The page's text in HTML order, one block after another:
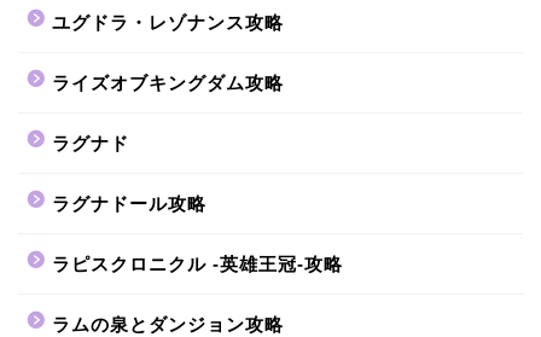
ユグドラ・レゾナンス攻略
ライズオブキングダム攻略
ラグナド
ラグナドール攻略
ラピスクロニクル -英雄王冠-攻略
ラムの泉とダンジョン攻略